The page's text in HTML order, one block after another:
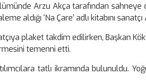
Arzu Akça tarafından sahneye
aldığı ‘Na Çare’ adlı kitabını
plaket takdim edilirken, Başkan
temenni etti.
tatlı ikramında bulunuldu.